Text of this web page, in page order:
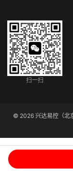
扫一扫
© 2026 兴达易控（北